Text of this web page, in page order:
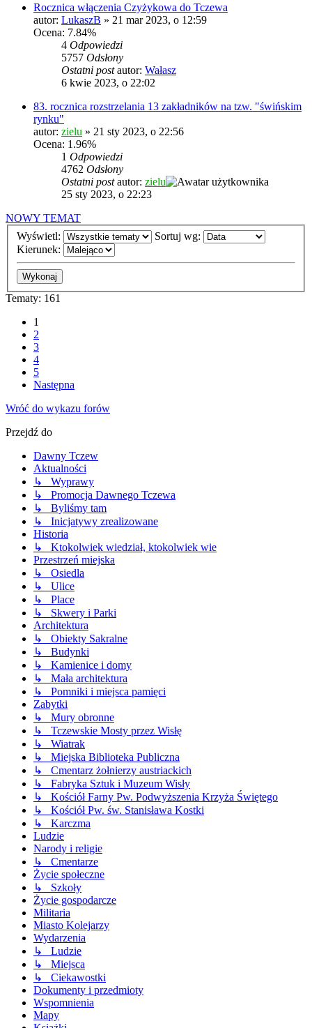
Rocznica włączenia Czyżykowa do Tczewa
autor: LukaszB » 21 mar 2023, o 12:59
Ocena: 7.84%
4 Odpowiedzi
5757 Odsłony
Ostatni postautor: Wałasz
6 kwie 2023, o 22:02
83. rocznica rozstrzelania 13 zakładników na tzw. "świńskim
rynku"
autor: zielu » 21 sty 2023, o 22:56
Ocena: 1.96%
1 Odpowiedzi
4762 Odsłony
Ostatni postautor: zielu
25 sty 2023, o 22:23
NOWY TEMAT
Wyświetl:
Sortuj wg:
Kierunek:
Tematy: 161
1
2
3
4
5
Następna
Wróć do wykazu forów
Przejdź do
Dawny Tczew
Aktualności
↳ Wyprawy
↳ Promocja Dawnego Tczewa
↳ Byliśmy tam
↳ Inicjatywy zrealizowane
Historia
↳ Ktokolwiek wiedział, ktokolwiek wie
Przestrzeń miejska
↳ Osiedla
↳ Ulice
↳ Place
↳ Skwery i Parki
Architektura
↳ Obiekty Sakralne
↳ Budynki
↳ Kamienice i domy
↳ Mała architektura
↳ Pomniki i miejsca pamięci
Zabytki
↳ Mury obronne
↳ Tczewskie Mosty przez Wisłę
↳ Wiatrak
↳ Miejska Biblioteka Publiczna
↳ Cmentarz żołnierzy austriackich
↳ Fabryka Sztuk i Muzeum Wisły
↳ Kościół Farny Pw. Podwyższenia Krzyża Świętego
↳ Kościół Pw. św. Stanisława Kostki
↳ Karczma
Ludzie
Narody i religie
↳ Cmentarze
Życie społeczne
↳ Szkoły
Życie gospodarcze
Militaria
Miasto Kolejarzy
Wydarzenia
↳ Ludzie
↳ Miejsca
↳ Ciekawostki
Dokumenty i przedmioty
Wspomnienia
Mapy